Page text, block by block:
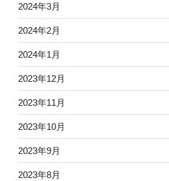
2024年3月
2024年2月
2024年1月
2023年12月
2023年11月
2023年10月
2023年9月
2023年8月